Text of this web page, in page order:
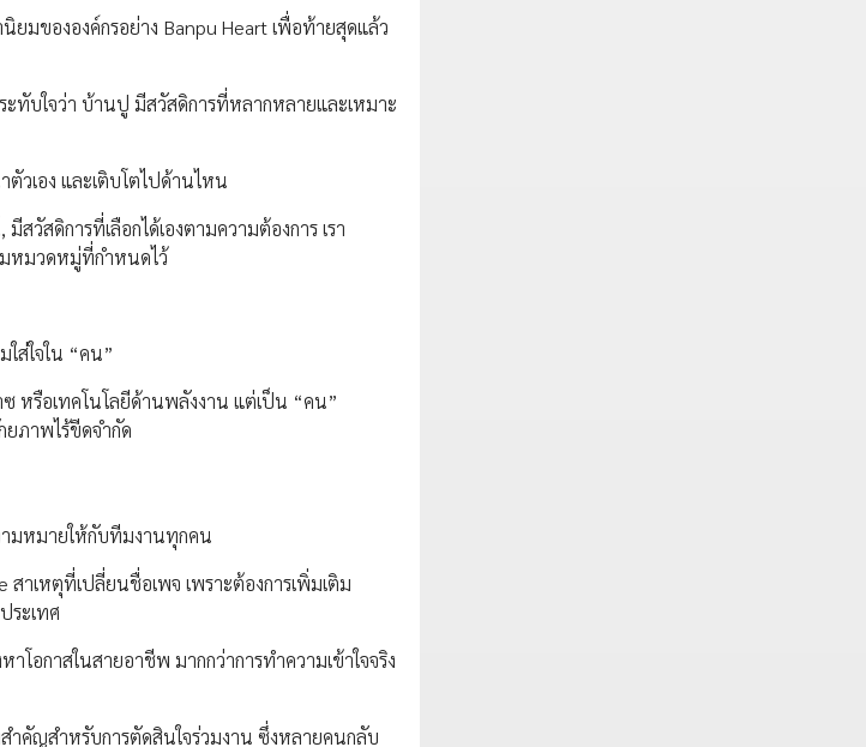
ยมขององค์กรอย่าง Banpu Heart เพื่อท้ายสุดแล้ว
ะทับใจว่า บ้านปู มีสวัสดิการที่หลากหลายและเหมาะ
วเอง และเติบโตไปด้านไหน
วัสดิการที่เลือกได้เองตามความต้องการ เรา
มหมวดหมู่ที่กำหนดไว้
ส่ใจใน “คน”
หรือเทคโนโลยีด้านพลังงาน แต่เป็น “คน”
ภาพไร้ขีดจำกัด
ามหมายให้กับทีมงานทุกคน
าเหตุที่เปลี่ยนชื่อเพจ เพราะต้องการเพิ่มเติม
ระเทศ
อกาสในสายอาชีพ มากกว่าการทำความเข้าใจจริง
สำคัญสำหรับการตัดสินใจร่วมงาน ซึ่งหลายคนกลับ